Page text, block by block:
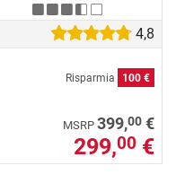
4,8
Risparmia 100 €
MSRP 399,00 €
299,00 €